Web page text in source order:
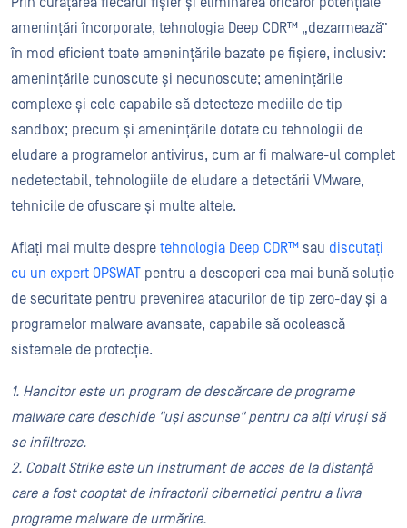
amenințări încorporate, tehnologia Deep CDR™ „dezarmează”
în mod eficient toate amenințările bazate pe fișiere, inclusiv:
amenințările cunoscute și necunoscute; amenințările
complexe și cele capabile să detecteze mediile de tip
sandbox; precum și amenințările dotate cu tehnologii de
eludare a programelor antivirus, cum ar fi malware-ul complet
nedetectabil, tehnologiile de eludare a detectării VMware,
tehnicile de ofuscare și multe altele.
Aflați mai multe despre tehnologia Deep CDR™ sau discutați
cu un expert OPSWAT pentru a descoperi cea mai bună soluție
de securitate pentru prevenirea atacurilor de tip zero-day și a
programelor malware avansate, capabile să ocolească
sistemele de protecție.
1. Hancitor este un program de descărcare de programe
malware care deschide "uși ascunse" pentru ca alți viruși să
se infiltreze.
2. Cobalt Strike este un instrument de acces de la distanță
care a fost cooptat de infractorii cibernetici pentru a livra
programe malware de urmărire.